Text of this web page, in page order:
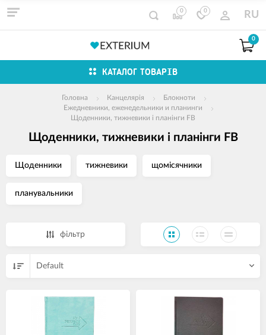
0 0 RU
0
КАТАЛОГ ТОВАРІВ
Головна Канцелярія
Блокноти
Ежедневники, еженедельники и планинги
Щоденники, тижневики і планінги FB
Щоденники, тижневики і планінги FB
Щоденники тижневики щомісячники
планувальники
фільтр
Default